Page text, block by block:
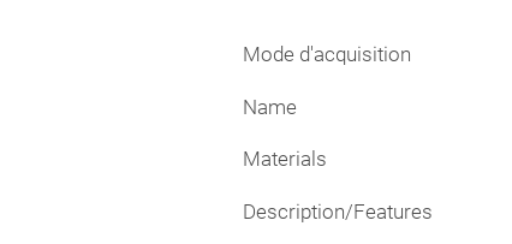
Mode d'acquisition
Name
Materials
Description/Features